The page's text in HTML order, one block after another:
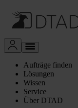
Aufträge finden
Lösungen
Wissen
Service
Über DTAD